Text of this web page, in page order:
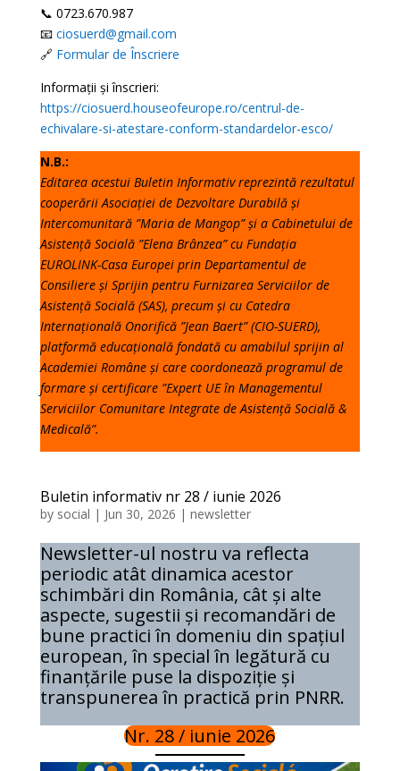
📞 0723.670.987
📧 ciosuerd@gmail.com
🔗 Formular de Înscriere
Informații și înscrieri:
https://ciosuerd.houseofeurope.ro/centrul-de-
echivalare-si-atestare-conform-standardelor-esco/
N.B.:
Editarea acestui Buletin Informativ reprezintă rezultatul
cooperării Asociației de Dezvoltare Durabilă și
Intercomunitară ”Maria de Mangop” și a Cabinetului de
Asistență Socială ”Elena Brânzea” cu Fundația
EUROLINK-Casa Europei prin Departamentul de
Consiliere și Sprijin pentru Furnizarea Serviciilor de
Asistență Socială (SAS), precum și cu Catedra
Internațională Onorifică ”Jean Baert” (CIO-SUERD),
platformă educațională fondată cu amabilul sprijin al
Academiei Române și care coordonează programul de
formare și certificare ”Expert UE în Managementul
Serviciilor Comunitare Integrate de Asistență Socială &
Medicală”.
Buletin informativ nr 28 / iunie 2026
by social | Jun 30, 2026 | newsletter
Newsletter-ul nostru va reflecta
periodic atât dinamica acestor
schimbări din România, cât și alte
aspecte, sugestii și recomandări de
bune practici în domeniu din spațiul
european, în special în legătură cu
finanțările puse la dispoziție și
transpunerea în practică prin PNRR.
Nr. 28 / iunie 2026